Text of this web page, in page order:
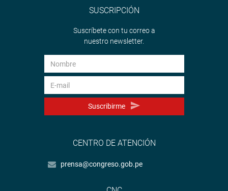
SUSCRIPCIÓN
Suscríbete con tu correo a
nuestro newsletter.
Suscribirme
CENTRO DE ATENCIÓN
prensa@congreso.gob.pe